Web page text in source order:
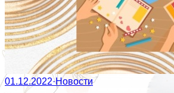
01.12.2022·Новости